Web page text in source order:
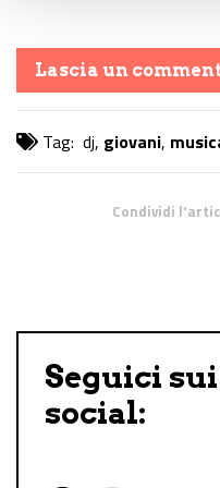
Lascia un
Tag: dj, giovani,
Condividi
Seguici
social: